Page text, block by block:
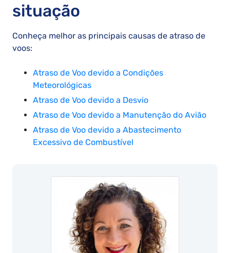
situação
Conheça melhor as principais causas de atraso de
voos:
Atraso de Voo devido a Condições
Meteorológicas
Atraso de Voo devido a Desvio
Atraso de Voo devido a Manutenção do Avião
Atraso de Voo devido a Abastecimento
Excessivo de Combustível